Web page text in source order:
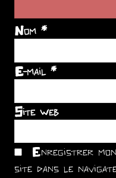
Nom *
E-mail *
Site web
Enregistrer
site dans le